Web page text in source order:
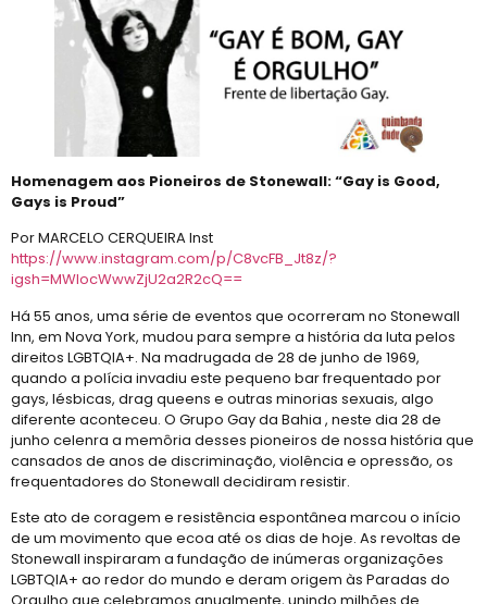
Homenagem aos Pioneiros de Stonewall: “Gay is Good,
Gays is Proud”
Por MARCELO CERQUEIRA Inst
https://www.instagram.com/p/C8vcFB_Jt8z/?
igsh=MWlocWwwZjU2a2R2cQ==
Há 55 anos, uma série de eventos que ocorreram no Stonewall
Inn, em Nova York, mudou para sempre a história da luta pelos
direitos LGBTQIA+. Na madrugada de 28 de junho de 1969,
quando a polícia invadiu este pequeno bar frequentado por
gays, lésbicas, drag queens e outras minorias sexuais, algo
diferente aconteceu. O Grupo Gay da Bahia , neste dia 28 de
junho celenra a memôria desses pioneiros de nossa história que
cansados de anos de discriminação, violência e opressão, os
frequentadores do Stonewall decidiram resistir.
Este ato de coragem e resistência espontânea marcou o início
de um movimento que ecoa até os dias de hoje. As revoltas de
Stonewall inspiraram a fundação de inúmeras organizações
LGBTQIA+ ao redor do mundo e deram origem às Paradas do